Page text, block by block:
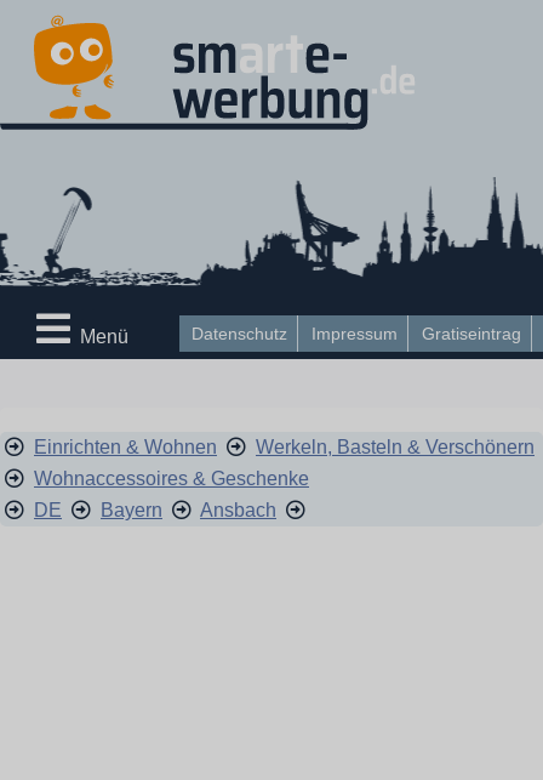
Datenschutz Impressum Gratiseintrag
Menü
Einrichten & Wohnen
Werkeln, Basteln & Verschönern
Wohnaccessoires & Geschenke
DE
Bayern Ansbach